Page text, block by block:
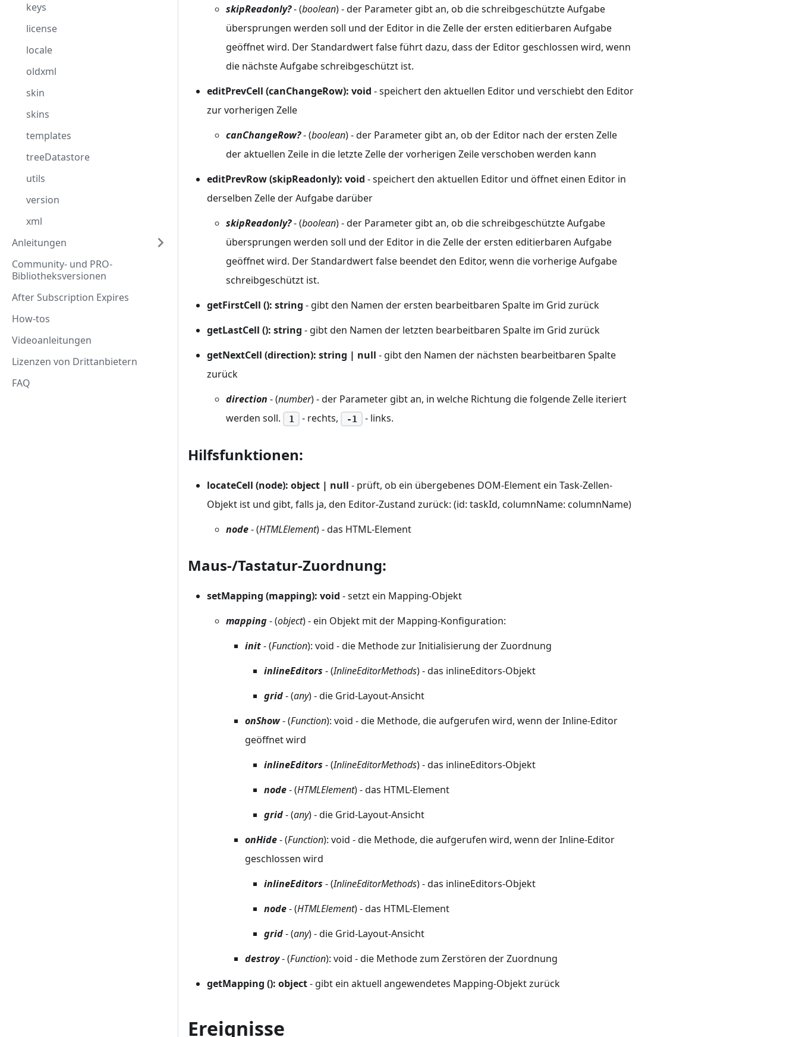
keys
license
locale
oldxml
skin
skins
templates
treeDatastore
utils
version
xml
Anleitungen
Community- und PRO-
Bibliotheksversionen
After Subscription Expires
How-tos
Videoanleitungen
Lizenzen von Drittanbietern
FAQ
skipReadonly?- (boolean) - der Parameter gibt an, ob die schreibgeschützte Aufgabe
übersprungen werden soll und der Editor in die Zelle der ersten editierbaren Aufgabe
geöffnet wird. Der Standardwert false führt dazu, dass der Editor geschlossen wird, wenn
die nächste Aufgabe schreibgeschützt ist.
editPrevCell (canChangeRow): void - speichert den aktuellen Editor und verschiebt den Editor
zur vorherigen Zelle
canChangeRow?- (boolean) - der Parameter gibt an, ob der Editor nach der ersten Zelle
der aktuellen Zeile in die letzte Zelle der vorherigen Zeile verschoben werden kann
editPrevRow (skipReadonly): void - speichert den aktuellen Editor und öffnet einen Editor in
derselben Zelle der Aufgabe darüber
skipReadonly?- (boolean) - der Parameter gibt an, ob die schreibgeschützte Aufgabe
übersprungen werden soll und der Editor in die Zelle der ersten editierbaren Aufgabe
geöffnet wird. Der Standardwert false beendet den Editor, wenn die vorherige Aufgabe
schreibgeschützt ist.
getFirstCell (): string - gibt den Namen der ersten bearbeitbaren Spalte im Grid zurück
getLastCell (): string - gibt den Namen der letzten bearbeitbaren Spalte im Grid zurück
getNextCell (direction): string | null - gibt den Namen der nächsten bearbeitbaren Spalte
zurück
direction - (number) - der Parameter gibt an, in welche Richtung die folgende Zelle iteriert
werden soll.
1 - rechts, -1 - links.
Hilfsfunktionen:
locateCell (node): object | null - prüft, ob ein übergebenes DOM-Element ein Task-Zellen-
Objekt ist und gibt, falls ja, den Editor-Zustand zurück: (id: taskId, columnName: columnName)
node- (HTMLElement) - das HTML-Element
Maus-/Tastatur-Zuordnung:
setMapping (mapping): void - setzt ein Mapping-Objekt
mapping- (object) - ein Objekt mit der Mapping-Konfiguration:
init- (Function): void - die Methode zur Initialisierung der Zuordnung
inlineEditors - (InlineEditorMethods) - das inlineEditors-Objekt
grid- (any) - die Grid-Layout-Ansicht
onShow- (Function): void - die Methode, die aufgerufen wird, wenn der Inline-Editor
geöffnet wird
inlineEditors - (InlineEditorMethods) - das inlineEditors-Objekt
node- (HTMLElement) - das HTML-Element
grid- (any) - die Grid-Layout-Ansicht
onHide- (Function): void - die Methode, die aufgerufen wird, wenn der Inline-Editor
geschlossen wird
inlineEditors - (InlineEditorMethods) - das inlineEditors-Objekt
node- (HTMLElement) - das HTML-Element
grid- (any) - die Grid-Layout-Ansicht
destroy- (Function): void - die Methode zum Zerstören der Zuordnung
getMapping (): object- gibt ein aktuell angewendetes Mapping-Objekt zurück
Ereignisse